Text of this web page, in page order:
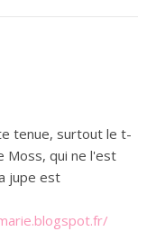
tenue, surtout le t-
Moss, qui ne l'est
jupe est